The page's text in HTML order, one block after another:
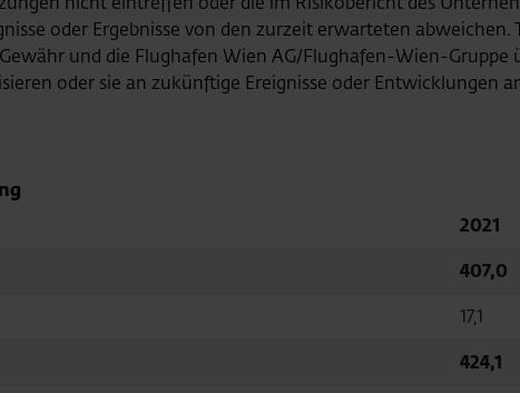
oder Ergebnisse von den zurzeit erwarteten
und die Flughafen Wien AG/Flughafen-Wien-
oder sie an zukünftige Ereignisse oder Entwicklungen
2021
407,0
17,1
424,1